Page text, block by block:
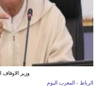
وزير الاوقاف
الرباط - المغرب اليوم